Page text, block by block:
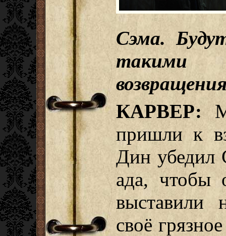
Сэма.
такими
КАРВЕР:
пришли к
Дин убедил
ада, чтобы
выставили
своё